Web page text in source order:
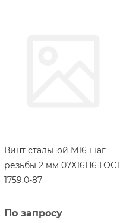
Винт стальной М16 шаг
резьбы 2 мм 07Х16Н6 ГОСТ
1759.0-87
По запросу